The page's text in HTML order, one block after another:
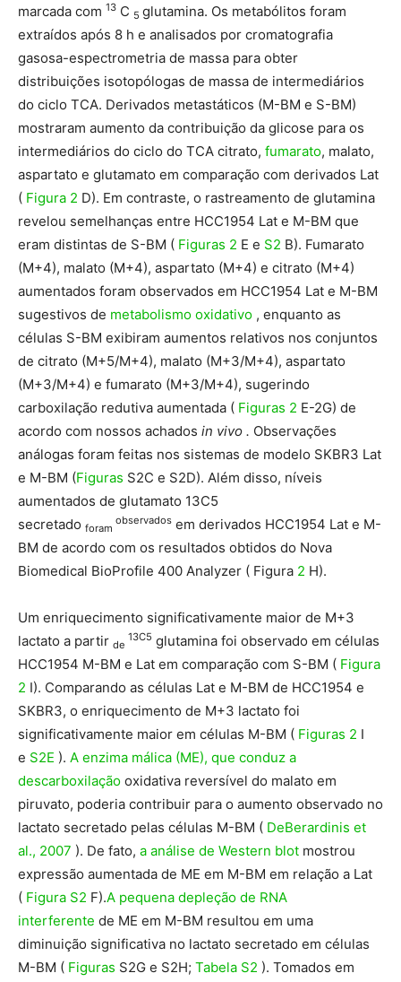
marcada com 13 C 5 glutamina. Os metabólitos foram
extraídos após 8 h e analisados ​​por cromatografia
gasosa-espectrometria de massa para obter
distribuições isotopólogas de massa de intermediários
do ciclo TCA. Derivados metastáticos (M-BM e S-BM)
mostraram aumento da contribuição da glicose para os
intermediários do ciclo do TCA citrato, fumarato, malato,
aspartato e glutamato em comparação com derivados Lat
( Figura 2 D). Em contraste, o rastreamento de glutamina
revelou semelhanças entre HCC1954 Lat e M-BM que
eram distintas de S-BM ( Figuras 2 E e S2 B). Fumarato
(M+4), malato (M+4), aspartato (M+4) e citrato (M+4)
aumentados foram observados em HCC1954 Lat e M-BM
sugestivos de metabolismo oxidativo , enquanto as
células S-BM exibiram aumentos relativos nos conjuntos
de citrato (M+5/M+4), malato (M+3/M+4), aspartato
(M+3/M+4) e fumarato (M+3/M+4), sugerindo
carboxilação redutiva aumentada ( Figuras 2 E-2G) de
acordo com nossos achados in vivo . Observações
análogas foram feitas nos sistemas de modelo SKBR3 Lat
e M-BM (Figuras S2C e S2D). Além disso, níveis
aumentados de glutamato 13C5
secretado foram
observados em derivados HCC1954 Lat e M-
BM de acordo com os resultados obtidos do Nova
Biomedical BioProfile 400 Analyzer ( Figura 2 H).
Um enriquecimento significativamente maior de M+3
lactato a partir de
13C5 glutamina foi observado em células
HCC1954 M-BM e Lat em comparação com S-BM ( Figura
2 I). Comparando as células Lat e M-BM de HCC1954 e
SKBR3, o enriquecimento de M+3 lactato foi
significativamente maior em células M-BM ( Figuras 2 I
e S2E ). A enzima málica (ME), que conduz a
descarboxilação oxidativa reversível do malato em
piruvato, poderia contribuir para o aumento observado no
lactato secretado pelas células M-BM ( DeBerardinis et
al., 2007 ). De fato, a análise de Western blot mostrou
expressão aumentada de ME em M-BM em relação a Lat
( Figura S2 F).A pequena depleção de RNA
interferente de ME em M-BM resultou em uma
diminuição significativa no lactato secretado em células
M-BM ( Figuras S2G e S2H; Tabela S2 ). Tomados em